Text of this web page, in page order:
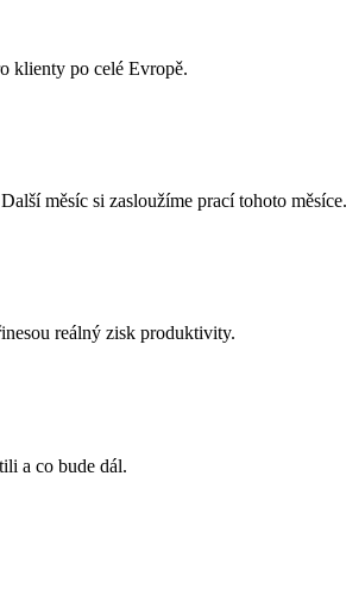
klienty po celé Evropě.
měsíc si zasloužíme prací tohoto měsíce.
reálný zisk produktivity.
a co bude dál.